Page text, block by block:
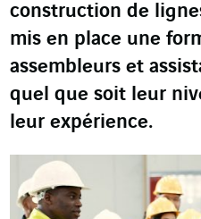
construction de
mis en place une
assembleurs et
quel que soit leur
leur expérience.